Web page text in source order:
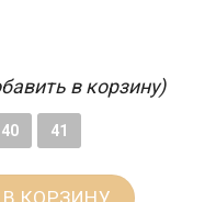
в корзину)
40 41
КОРЗИНУ